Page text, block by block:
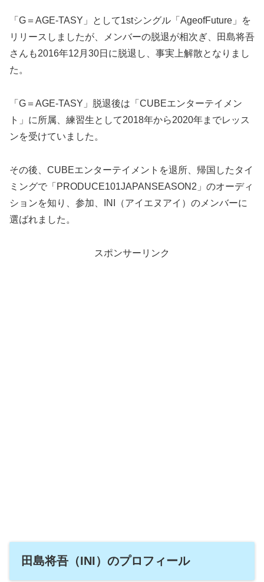
「G＝AGE-TASY」として1stシングル「AgeofFuture」を
リリースしましたが、メンバーの脱退が相次ぎ、田島将吾
さんも2016年12月30日に脱退し、事実上解散となりまし
た。
「G＝AGE-TASY」脱退後は「CUBEエンターテイメン
ト」に所属、練習生として2018年から2020年までレッス
ンを受けていました。
その後、CUBEエンターテイメントを退所、帰国したタイ
ミングで「PRODUCE101JAPANSEASON2」のオーディ
ションを知り、参加、INI（アイエヌアイ）のメンバーに
選ばれました。
スポンサーリンク
田島将吾（INI）のプロフィール